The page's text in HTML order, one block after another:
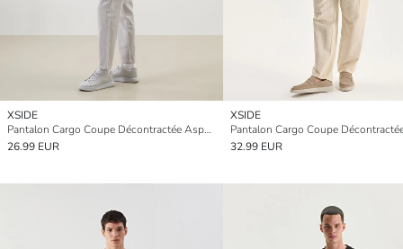
XSIDE
Pantalon Cargo Coupe Décontractée Aspect Lin pour Hommes
26.99 EUR
XSIDE
32.99 EUR